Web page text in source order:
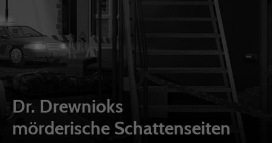
Dr. Drewnioks
mörderische Schattenseiten